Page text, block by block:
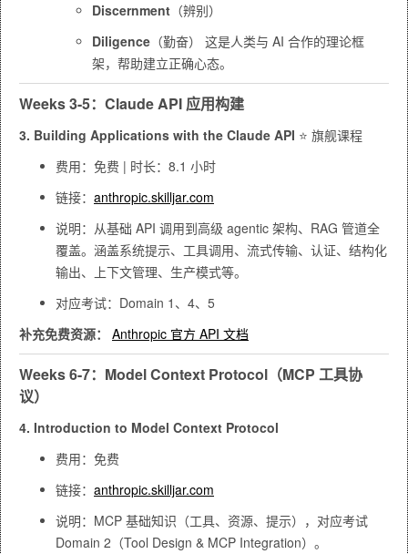
Discernment （辨别）
Diligence （勤奋）
这是人类与 AI 合作的理论框
架，帮助建立正确心态。
Weeks 3-5：Claude API 应用构建
3. Building Applications with the Claude API ⭐ 旗舰课程
费用：免费 | 时长：8.1 小时
链接： anthropic.skilljar.com
说明：从基础 API 调用到高级 agentic 架构、RAG 管道全
覆盖。涵盖系统提示、工具调用、流式传输、认证、结构化
输出、上下文管理、生产模式等。
对应考试：Domain 1、4、5
补充免费资源：
Anthropic 官方 API 文档
Weeks 6-7：Model Context Protocol（MCP 工具协
议）
4. Introduction to Model Context Protocol
费用：免费
链接： anthropic.skilljar.com
说明：MCP 基础知识（工具、资源、提示），对应考试
Domain 2（Tool Design & MCP Integration）。